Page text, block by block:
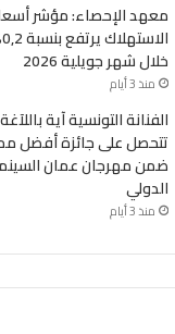
معهد الإحصاء: مؤشر
خلال شهر جويلية 2026
منذ 3 أيام
الفنانة التونسية آية باللآغة
تتحصل على جائزة أفضل
ضمن مهرجان عمان
الدولي
منذ 3 أيام